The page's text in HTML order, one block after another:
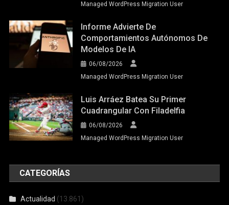
Managed WordPress Migration User
Informe Advierte De
Comportamientos Autónomos De
Modelos De IA
06/08/2026
Managed WordPress Migration User
Luis Arráez Batea Su Primer
Cuadrangular Con Filadelfia
06/08/2026
Managed WordPress Migration User
CATEGORÍAS
Actualidad (13.861)